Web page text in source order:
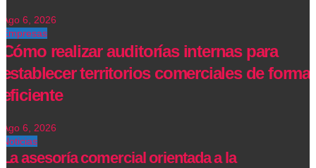
Ago 6, 2026
Empresas
Cómo realizar auditorías internas para
establecer territorios comerciales de forma
eficiente
Ago 6, 2026
Noticias
La asesoría comercial orientada a la